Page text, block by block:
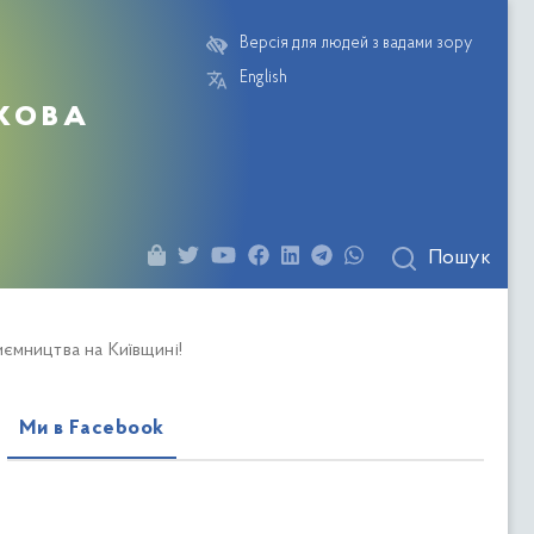
Версія для людей з вадами зору
English
Пошук
на Київщині!
Ми в Facebook